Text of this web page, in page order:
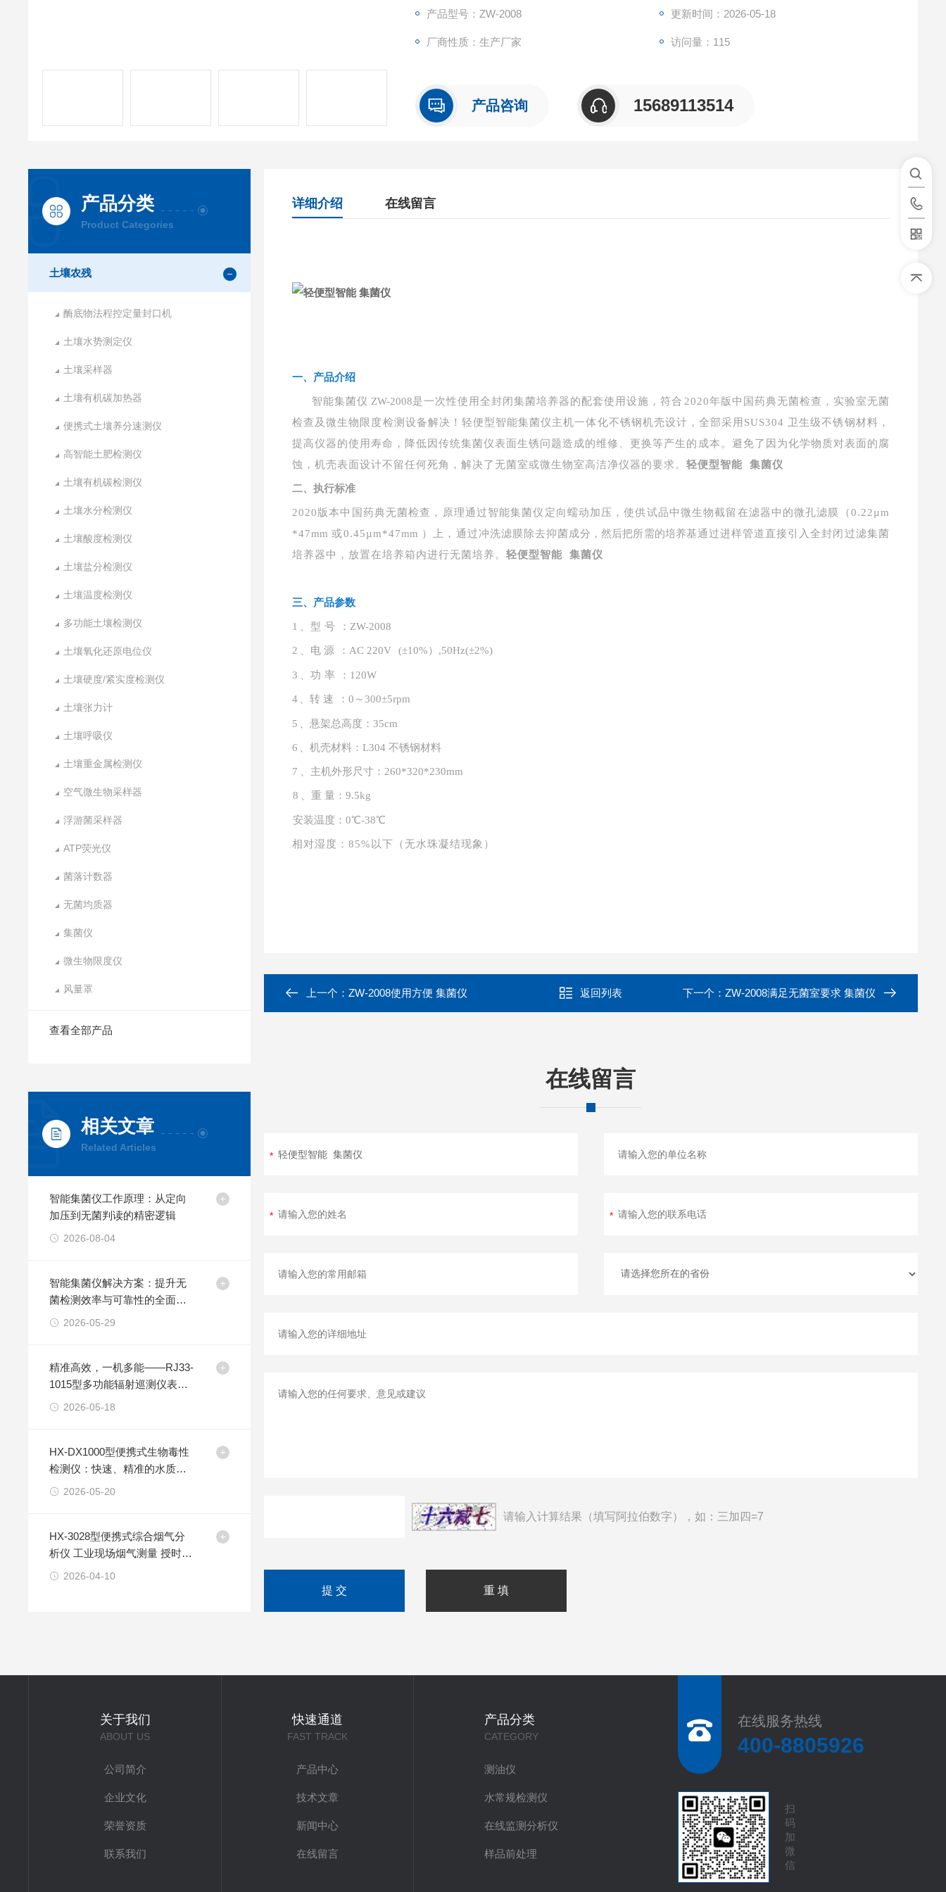
3 、功 率 ：120W
4 、转 速 ：0～300±5rpm
6 、机壳材料：L304 不锈钢材料
产品型号：ZW-2008 更新时间：2026-05-18
厂商性质：生产厂家 访问量：115
产品咨询 15689113514
产品分类
Product Categories
土壤农残
酶底物法程控定量封口机
土壤水势测定仪
土壤采样器
土壤有机碳加热器
便携式土壤养分速测仪
高智能土肥检测仪
土壤有机碳检测仪
土壤水分检测仪
土壤酸度检测仪
土壤盐分检测仪
土壤温度检测仪
多功能土壤检测仪
土壤氧化还原电位仪
土壤硬度/紧实度检测仪
土壤张力计
土壤呼吸仪
土壤重金属检测仪
空气微生物采样器
浮游菌采样器
ATP荧光仪
菌落计数器
无菌均质器
集菌仪
微生物限度仪
风量罩
查看全部产品
相关文章
Related Articles
智能集菌仪工作原理：从定向
加压到无菌判读的精密逻辑
2026-08-04
智能集菌仪解决方案：提升无
菌检测效率与可靠性的全面升
级
2026-05-29
精准高效，一机多能——RJ33-
1015型多功能辐射巡测仪表面
污染检测解决方案
2026-05-18
HX-DX1000型便携式生物毒性
检测仪：快速、精准的水质安
全的解决方案
2026-05-20
HX-3028型便携式综合烟气分
析仪 工业现场烟气测量 授时定
位 防篡改介绍
2026-04-10
详细介绍 在线留言
一、 产品介绍
智能集菌仪 ZW-2008是一次性使用全封闭集菌培养器的配套使用设施，符合 2020年版中国药典无菌检查，实验室无菌
检查及微生物限度检测设备解决！轻便型智能集菌仪主机一体化不锈钢机壳设计，全部采用 SUS304 卫生级不锈钢材料，
提高仪器的使用寿命，降低因传统集菌仪表面生锈问题造成的维修、更换等产生的成本。避免了因为化学物质对表面的腐
蚀，机壳表面设计不留任何死角，解决了无菌室或微生物室高洁净仪器的要求。轻便型智能 集菌仪
二、执行标准
2020版本中国药典无菌检查，原理通过智能集菌仪定向蠕动加压，使供试品中微生物截留在滤器中的微孔滤膜（0.22µm
*47mm 或 0.45µm*47mm ）上，通过冲洗滤膜除去抑菌成分，然后把所需的培养基通过进样管道直接引入全封闭过滤集菌
培养器中，放置在培养箱内进行无菌培养。轻便型智能 集菌仪
三、产品参数
1 、型 号 ： ZW-2008
2 、电 源 ： AC 220V (±10%）,50Hz(±2%)
3 、功 率 ： 120W
4 、转 速 ：0～300±5rpm
5 、悬架总高度：35cm
6 、机壳材料：L304 不锈钢材料
7 主机外形尺寸： 260*320*230mm
8 、重 量：9.5kg
安装温度：0℃-38℃
相对湿度：85%以下（无水珠凝结现象）
上一个：ZW-2008使用方便 集菌仪 返回列表 下一个： ZW-2008满足无菌室要求 集菌仪
在线留言
请输入计算结果（填写阿拉伯数字），如：三加四=7
关于我们
ABOUT US
公司简介
企业文化
荣誉资质
联系我们
快速通道
FAST TRACK
产品中心
技术文章
新闻中心
在线留言
产品分类
CATEGORY
测油仪
水常规检测仪
在线监测分析仪
样品前处理
在线服务热线
400-8805926
扫
码
加
微
信